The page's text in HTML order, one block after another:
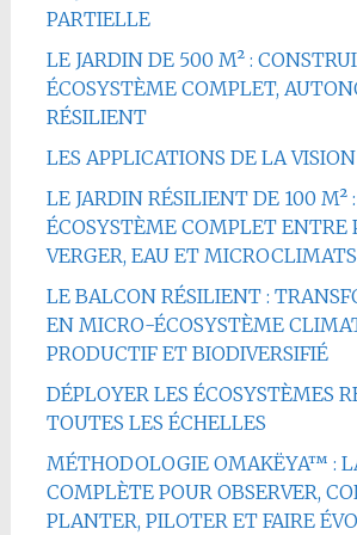
PARTIELLE
LE JARDIN DE 500 M² :
ÉCOSYSTÈME COMPLET,
RÉSILIENT
LES APPLICATIONS DE LA
LE JARDIN RÉSILIENT DE 100 M²
ÉCOSYSTÈME COMPLET ENTRE
VERGER, EAU ET MICROCLIMATS
LE BALCON RÉSILIENT :
EN MICRO-ÉCOSYSTÈME
PRODUCTIF ET BIODIVERSIFIÉ
DÉPLOYER LES ÉCOSYSTÈMES
TOUTES LES ÉCHELLES
MÉTHODOLOGIE OMAKËYA™ :
COMPLÈTE POUR OBSERVER,
PLANTER, PILOTER ET FAIRE